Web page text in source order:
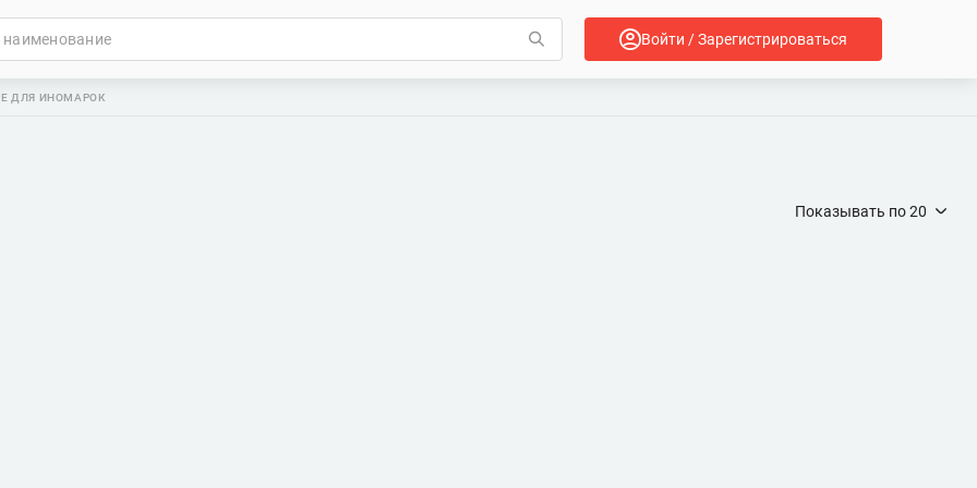
Войти / Зарегистрироваться
ДЛЯ ИНОМАРОК
Показывать по20